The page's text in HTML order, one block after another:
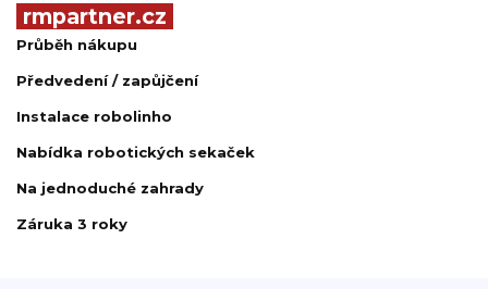
rmpartner.cz
Průběh nákupu
Předvedení / zapůjčení
Instalace robolinho
Nabídka robotických sekaček
Na jednoduché zahrady
Záruka 3 roky